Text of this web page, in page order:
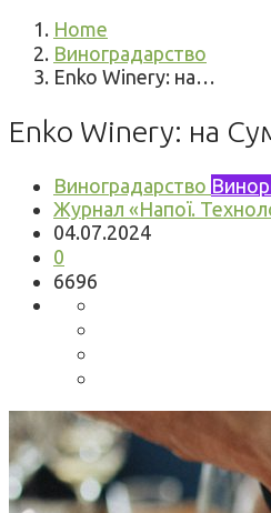
Home
Виноградарство
Enko Winery: на…
Enko Winery: на
Виноградарство
Журнал «Напої.
04.07.2024
0
6696